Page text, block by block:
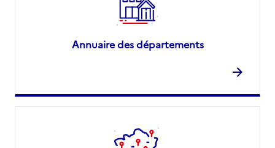
Annuaire des départements